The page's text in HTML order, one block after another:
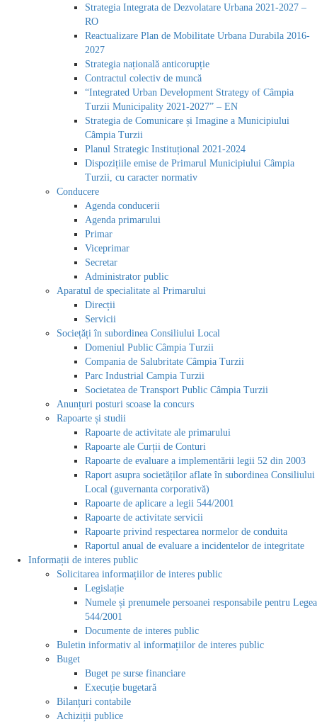
Strategia Integrata de Dezvolatare Urbana 2021-2027 –
RO
Reactualizare Plan de Mobilitate Urbana Durabila 2016-
2027
Strategia națională anticorupție
Contractul colectiv de muncă
“Integrated Urban Development Strategy of Câmpia
Turzii Municipality 2021-2027” – EN
Strategia de Comunicare și Imagine a Municipiului
Câmpia Turzii
Planul Strategic Instituțional 2021-2024
Dispozițiile emise de Primarul Municipiului Câmpia
Turzii, cu caracter normativ
Conducere
Agenda conducerii
Agenda primarului
Primar
Viceprimar
Secretar
Administrator public
Aparatul de specialitate al Primarului
Direcții
Servicii
Sociețăți în subordinea Consiliului Local
Domeniul Public Câmpia Turzii
Compania de Salubritate Câmpia Turzii
Parc Industrial Campia Turzii
Societatea de Transport Public Câmpia Turzii
Anunțuri posturi scoase la concurs
Rapoarte și studii
Rapoarte de activitate ale primarului
Rapoarte ale Curții de Conturi
Rapoarte de evaluare a implementării legii 52 din 2003
Raport asupra societăților aflate în subordinea Consiliului
Local (guvernanta corporativă)
Rapoarte de aplicare a legii 544/2001
Rapoarte de activitate servicii
Rapoarte privind respectarea normelor de conduita
Raportul anual de evaluare a incidentelor de integritate
Informații de interes public
Solicitarea informațiilor de interes public
Legislație
Numele și prenumele persoanei responsabile pentru Legea
544/2001
Documente de interes public
Buletin informativ al informațiilor de interes public
Buget
Buget pe surse financiare
Execuție bugetară
Bilanțuri contabile
Achiziții publice